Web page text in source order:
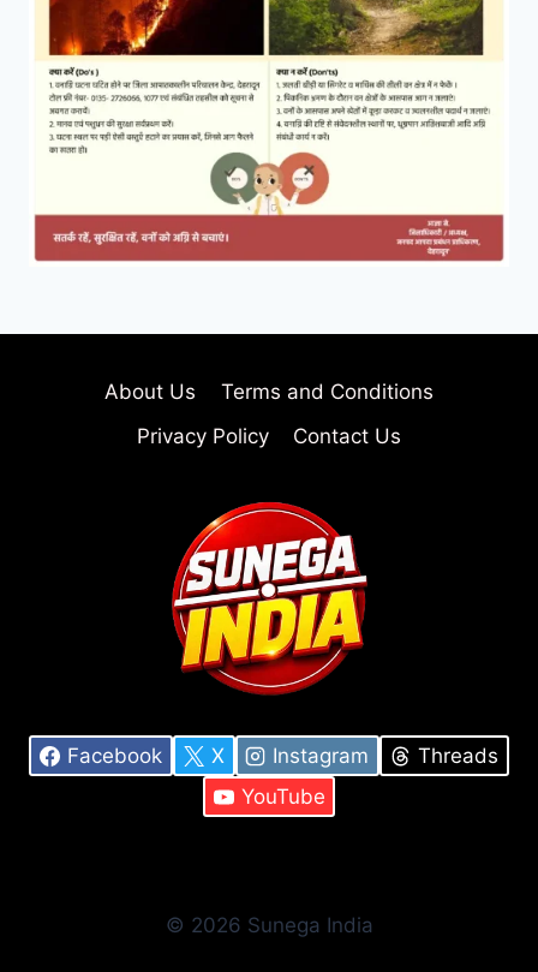
About Us
Terms and Conditions
Privacy Policy
Contact Us
Facebook X Instagram
Threads
YouTube
© 2026 Sunega India